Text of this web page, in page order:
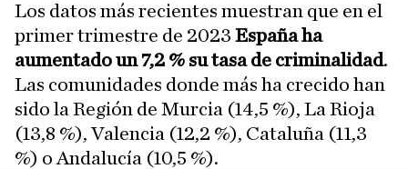
Los datos más recientes muestran que en el
primer trimestre de 2023 España ha
aumentado un 7,2 % su tasa de criminalidad.
Las comunidades donde más ha crecido han
sido la Región de Murcia (14,5 %), La Rioja
(13,8 %), Valencia (12,2 %), Cataluña (11,3
%) o Andalucía (10,5 %).